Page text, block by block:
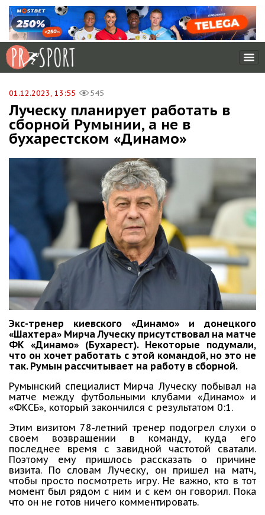
01.12.2023, 13:55 545
Луческу планирует работать в
сборной Румынии, а не в
бухарестском «Динамо»
Экс-тренер киевского «Динамо» и донецкого
«Шахтера» Мирча Луческу присутствовал на матче
ФК «Динамо» (Бухарест). Некоторые подумали,
что он хочет работать с этой командой, но это не
так. Румын рассчитывает на работу в сборной.
Румынский специалист Мирча Луческу побывал на
матче между футбольными клубами «Динамо» и
«ФКСБ», который закончился с результатом 0:1.
Этим визитом 78-летний тренер подогрел слухи о
своем возвращении в команду, куда его
последнее время с завидной частотой сватали.
Поэтому ему пришлось рассказать о причине
визита. По словам Луческу, он пришел на матч,
чтобы просто посмотреть игру. Не важно, кто в тот
момент был рядом с ним и с кем он говорил. Пока
что он не готов ничего комментировать.